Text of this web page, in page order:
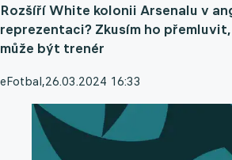
Rozšíří White kolonii Arsenalu v
reprezentaci? Zkusím ho
může být trenér
eFotbal,26.03.2024 16:33